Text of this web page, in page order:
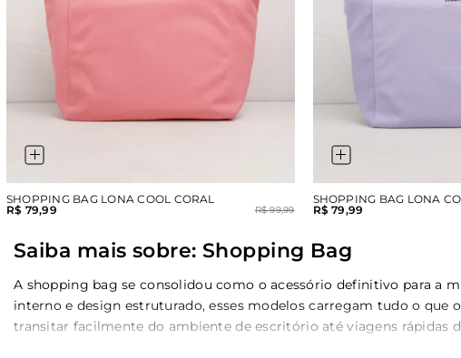
SHOPPING BAG LONA COOL CORAL
R$ 79,99
R$ 99,99
SHOPPING BAG LONA
R$ 79,99
Saiba mais sobre: Shopping Bag
A shopping bag se consolidou como o acessório definitivo para a
interno e design estruturado, esses modelos carregam tudo o que
transitar facilmente do ambiente de escritório até viagens rápidas